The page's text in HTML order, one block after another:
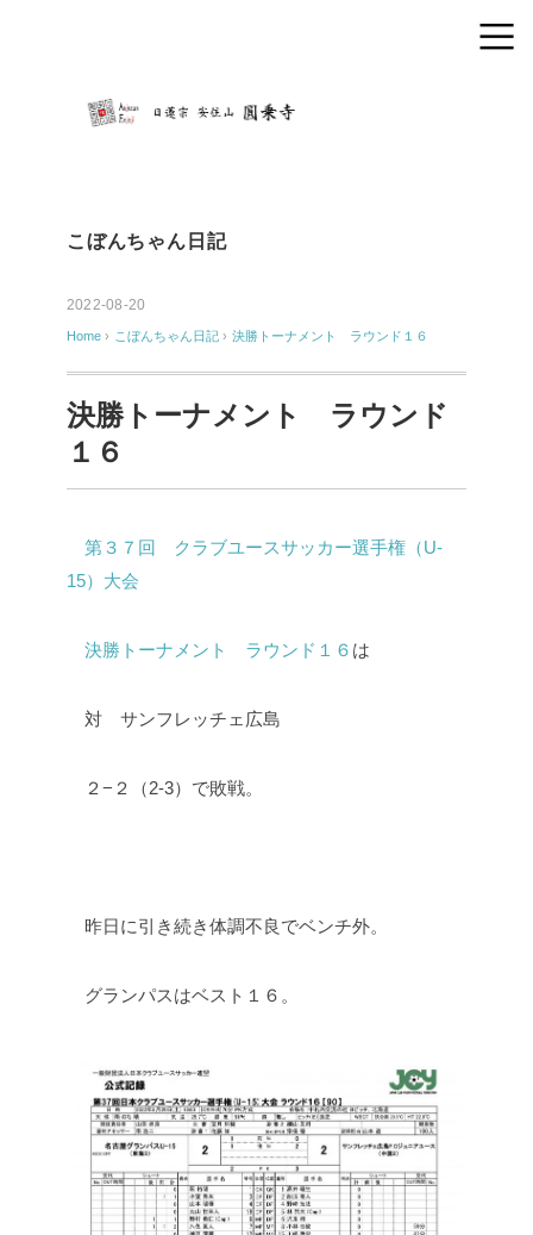
こぼんちゃん日記
2022-08-20
Home › こぼんちゃん日記 › 決勝トーナメント ラウンド１６
決勝トーナメント ラウンド
１６
第３７回 クラブユースサッカー選手権（U-
15）大会
決勝トーナメント ラウンド１６ は
対 サンフレッチェ広島
２−２（2-3）で敗戦。
昨日に引き続き体調不良でベンチ外。
グランパスはベスト１６。